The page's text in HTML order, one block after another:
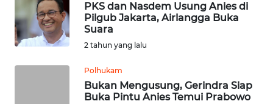
PKS dan Nasdem Usung Anies di
Pilgub Jakarta, Airlangga Buka
Suara
2 tahun yang lalu
Polhukam
Bukan Mengusung, Gerindra Siap
Buka Pintu Anies Temui Prabowo
WN
JAKARTA